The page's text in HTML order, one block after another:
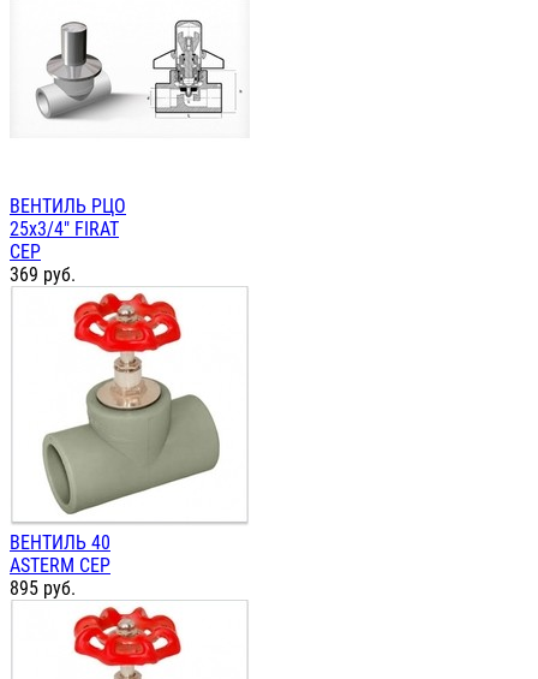
ВЕНТИЛЬ РЦО
25х3/4" FIRAT
СЕР
369 руб.
ВЕНТИЛЬ 40
ASTERM СЕР
895 руб.